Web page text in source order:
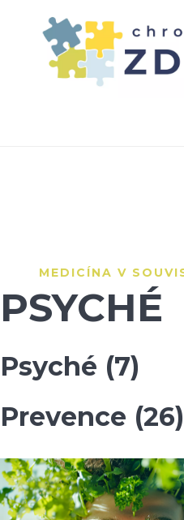
MEDICÍNA V
PSYCHÉ
Psyché (7)
Prevence (26)